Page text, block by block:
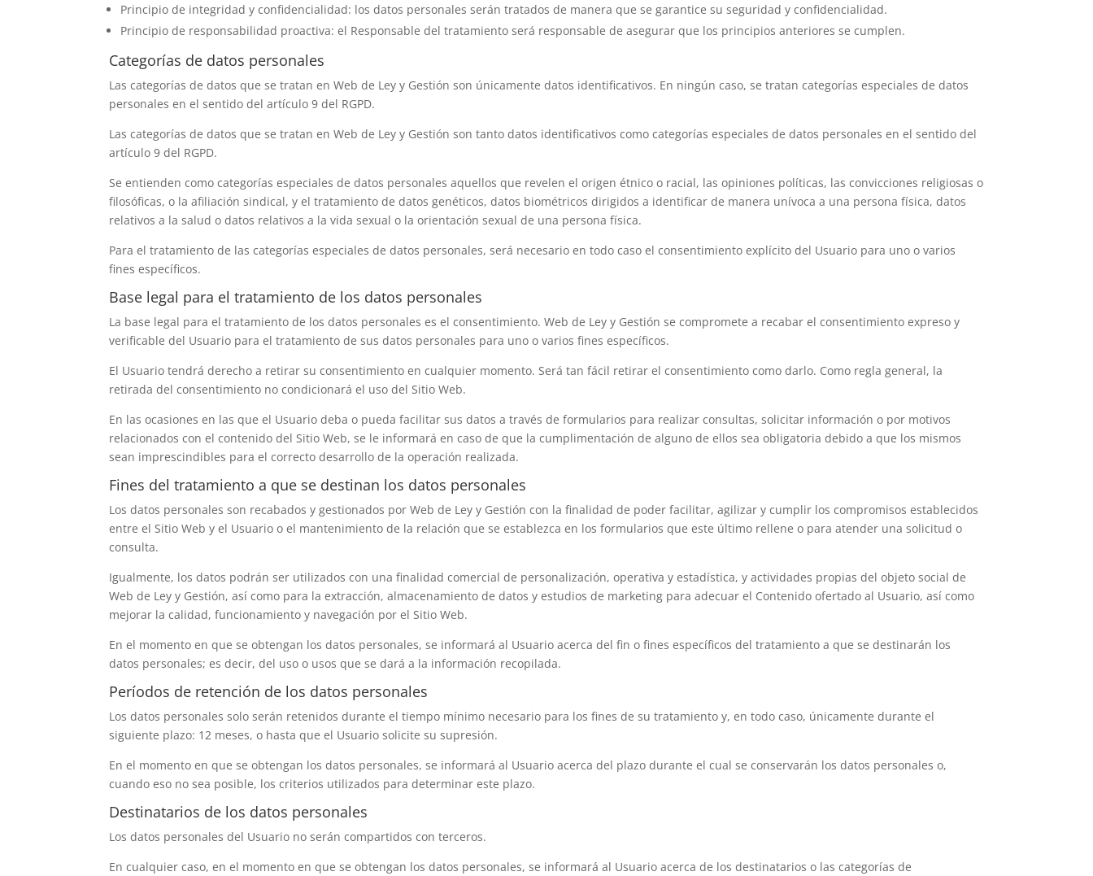
Principio de integridad y confidencialidad: los datos personales serán tratados de manera que se garantice su seguridad y confidencialidad.
Principio de responsabilidad proactiva: el Responsable del tratamiento será responsable de asegurar que los principios anteriores se cumplen.
Categorías de datos personales
Las categorías de datos que se tratan enWeb de Ley y Gestión son únicamente datos identificativos. En ningún caso, se tratan categorías especiales de datos
personales en el sentido del artículo 9 del RGPD.
Las categorías de datos que se tratan enWeb de Ley y Gestión son tanto datos identificativos como categorías especiales de datos personales en el sentido del
artículo 9 del RGPD.
Se entienden como categorías especiales de datos personales aquellos que revelen el origen étnico o racial, las opiniones políticas, las convicciones religiosas o
filosóficas, o la afiliación sindical, y el tratamiento de datos genéticos, datos biométricos dirigidos a identificar de manera unívoca a una persona física, datos
relativos a la salud o datos relativos a la vida sexual o la orientación sexual de una persona física.
Para el tratamiento de las categorías especiales de datos personales, será necesario en todo caso el consentimiento explícito del Usuario para uno o varios
fines específicos.
Base legal para el tratamiento de los datos personales
La base legal para el tratamiento de los datos personales es el consentimiento.Web de Ley y Gestión se compromete a recabar el consentimiento expreso y
verificable del Usuario para el tratamiento de sus datos personales para uno o varios fines específicos.
El Usuario tendrá derecho a retirar su consentimiento en cualquier momento. Será tan fácil retirar el consentimiento como darlo. Como regla general, la
retirada del consentimiento no condicionará el uso del Sitio Web.
En las ocasiones en las que el Usuario deba o pueda facilitar sus datos a través de formularios para realizar consultas, solicitar información o por motivos
relacionados con el contenido del Sitio Web, se le informará en caso de que la cumplimentación de alguno de ellos sea obligatoria debido a que los mismos
sean imprescindibles para el correcto desarrollo de la operación realizada.
Fines del tratamiento a que se destinan los datos personales
Los datos personales son recabados y gestionados porWeb de Ley y Gestión con la finalidad de poder facilitar, agilizar y cumplir los compromisos establecidos
entre el Sitio Web y el Usuario o el mantenimiento de la relación que se establezca en los formularios que este último rellene o para atender una solicitud o
consulta.
Igualmente, los datos podrán ser utilizados con una finalidad comercial de personalización, operativa y estadística, y actividades propias del objeto social de
Web de Ley y Gestión, así como para la extracción, almacenamiento de datos y estudios de marketing para adecuar el Contenido ofertado al Usuario, así como
mejorar la calidad, funcionamiento y navegación por el Sitio Web.
En el momento en que se obtengan los datos personales, se informará al Usuario acerca del fin o fines específicos del tratamiento a que se destinarán los
datos personales; es decir, del uso o usos que se dará a la información recopilada.
Períodos de retención de los datos personales
Los datos personales solo serán retenidos durante el tiempo mínimo necesario para los fines de su tratamiento y, en todo caso, únicamente durante el
siguiente plazo: 12 meses, o hasta que el Usuario solicite su supresión.
En el momento en que se obtengan los datos personales, se informará al Usuario acerca del plazo durante el cual se conservarán los datos personales o,
cuando eso no sea posible, los criterios utilizados para determinar este plazo.
Destinatarios de los datos personales
Los datos personales del Usuario no serán compartidos con terceros.
En cualquier caso, en el momento en que se obtengan los datos personales, se informará al Usuario acerca de los destinatarios o las categorías de